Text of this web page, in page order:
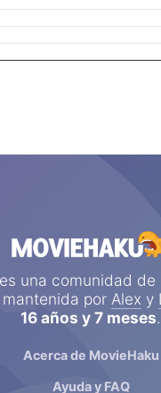
es una comunidad
por Alex y
16 años y 7 meses.
Acerca de MovieHaku
Ayuda y FAQ